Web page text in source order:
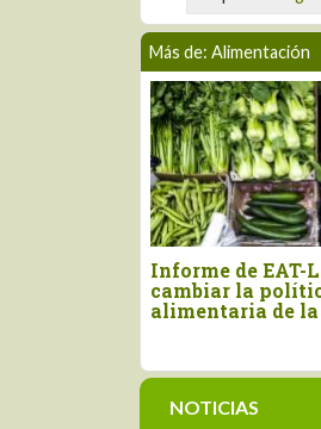
Más de: Alimentación
Informe de EAT-
cambiar la
alimentaria de la
NOTICIAS